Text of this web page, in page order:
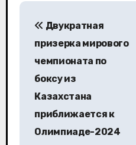
Н
Двукратная
призерка мирового
чемпионата по
боксу из
Казахстана
приближается к
Олимпиаде-2024